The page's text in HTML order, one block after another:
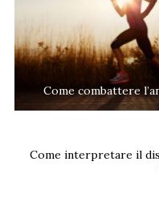
Come combattere
Come interpretare il